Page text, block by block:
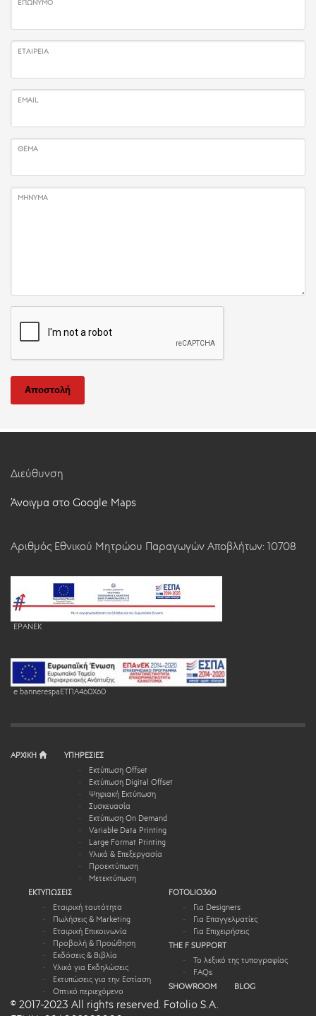
ΕΠΏΝΥΜΟ
ΕΤΑΙΡΕΊΑ
EMAIL
ΘΈΜΑ
ΜΉΝΥΜΑ
Αποστολή
Διεύθυνση
Άνοιγμα στο Google Maps
Αριθμός Εθνικού Μητρώου Παραγωγών Αποβλήτων: 10708
EPANEK
e bannerespaEΤΠΑ460X60
ΑΡΧΙΚΗ
ΥΠΗΡΕΣΙΕΣ
Εκτύπωση Offset
Εκτύπωση Digital Offset
Ψηφιακή Εκτύπωση
Συσκευασία
Εκτύπωση On Demand
Variable Data Printing
Large Format Printing
Υλικά & Επεξεργασία
Προεκτύπωση
Μετεκτύπωση
ΕΚΤΥΠΩΣΕΙΣ
Εταιρική ταυτότητα
Πωλήσεις & Marketing
Εταιρική Επικοινωνία
Προβολή & Προώθηση
Εκδόσεις & Βιβλία
Υλικά για Εκδηλώσεις
Εκτυπώσεις για την Εστίαση
Οπτικό περιεχόμενο
FOTOLIO360
Για Designers
Για Επαγγελματίες
Για Επιχειρήσεις
THE F SUPPORT
Το λεξικό της τυπογραφίας
FAQs
SHOWROOM
BLOG
© 2017-2023 All rights reserved. Fotolio S.A.